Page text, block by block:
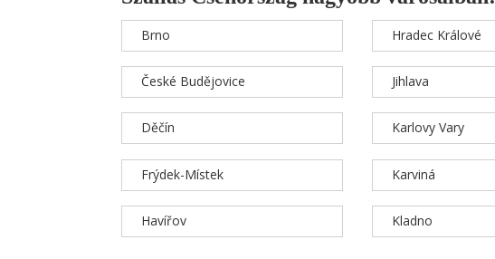
Brno
České Budějovice
Děčín
Frýdek-Místek
Havířov
Hradec Králové
Jihlava
Karlovy Vary
Karviná
Kladno